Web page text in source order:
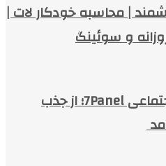
| محاسبه خودکار لات |
و سوئینگ
خدمات شبکه‌های اجتماعی 7Panel؛ از جذب